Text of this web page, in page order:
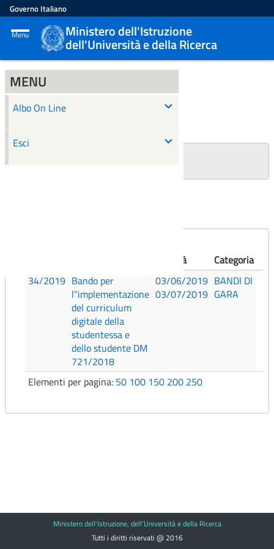
Governo Italiano
Menu Ministero dell'Istruzione
dell'Università e della Ricerca
MENU
Albo On Line
Esci
ALBO ON LINE
Ricerca
Validità
Categoria
34/2019 Bando per
l''implementazione
del curriculum
digitale della
studentessa e
dello studente DM
721/2018
03/06/2019
03/07/2019
BANDI DI
GARA
Elementi per pagina: 50 100 150 200 250
Ministero dell'Istruzione, dell'Università e della Ricerca
Tutti i diritti riservati @ 2016